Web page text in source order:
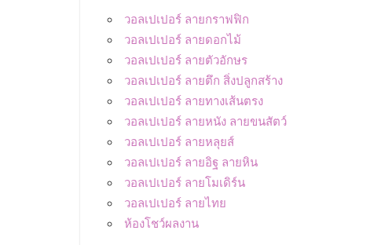
วอลเปเปอร์ ลายกราฟฟิก
วอลเปเปอร์ ลายดอกไม้
วอลเปเปอร์ ลายตัวอักษร
วอลเปเปอร์ ลายตึก สิ่งปลูกสร้าง
วอลเปเปอร์ ลายทางเส้นตรง
วอลเปเปอร์ ลายหนัง ลายขนสัตว์
วอลเปเปอร์ ลายหลุยส์
วอลเปเปอร์ ลายอิฐ ลายหิน
วอลเปเปอร์ ลายโมเดิร์น
วอลเปเปอร์ ลายไทย
ห้องโชว์ผลงาน